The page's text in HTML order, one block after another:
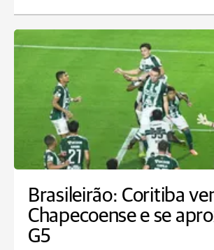
Brasileirão: Coritiba
Chapecoense e se
G5